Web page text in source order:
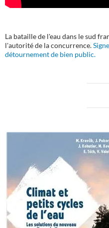
La bataille de l'eau dans le sud
l'autorité de la concurrence.
détournement de bien public.